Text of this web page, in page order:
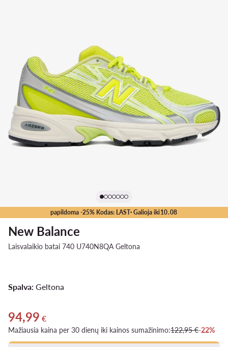
papildoma -25% Kodas: LAST· Galioja iki10.08
New Balance
Laisvalaikio batai 740 U740N8QA Geltona
Spalva: Geltona
Dabartinė kaina 94,99 €
94,99 €
Mažiausia kaina per 30 dienų iki kainos sumažinimo:122,95 €-22%